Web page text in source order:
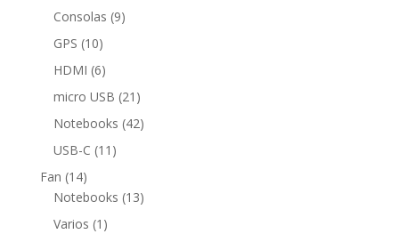
productos
Consolas 99
GPS 1010
productos
HDMI 66
productos
micro USB 21 21
productos
Notebooks 4242
USB-C 11 11
Fan 1414
productos
Notebooks 1313
Varios 1 1